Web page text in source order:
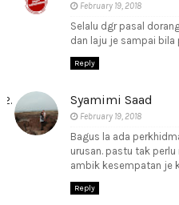
February 19, 2018
Selalu dgr pasal
dan laju je sampai bila
Reply
Syamimi Saad
February 19, 2018
Bagus la ada
urusan. pastu tak
ambik kesempatan je
Reply